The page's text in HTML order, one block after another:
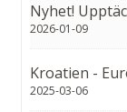
Nyhet!
2026-01-09
Kroatien -
2025-03-06